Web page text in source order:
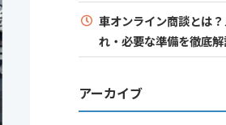
車オンライン商談とは
れ・必要な準備を徹底
アーカイブ